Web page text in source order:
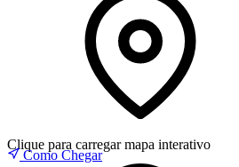
Clique para carregar mapa interativo
Como Chegar